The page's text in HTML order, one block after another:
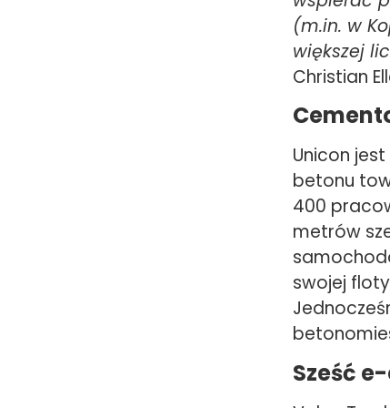
(m.in. w
większej
Christian
Unicon
betonu
400
metrów
swojej
Sześć